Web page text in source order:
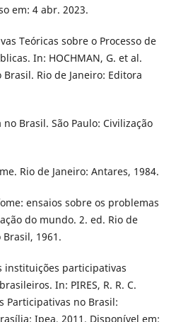
em: 4 abr. 2023.
Teóricas sobre o Processo de
In: HOCHMAN, G. et al.
Rio de Janeiro: Editora
no Brasil. São Paulo: Civilização
Rio de Janeiro: Antares, 1984.
ensaios sobre os problemas
do mundo. 2. ed. Rio de
Brasil, 1961.
instituições participativas
In: PIRES, R. R. C.
Participativas no Brasil:
Ipea, 2011. Disponível em: